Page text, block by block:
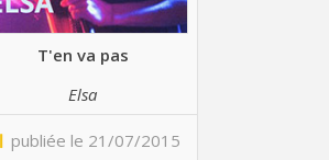
T'en va pas
Elsa
publiée le 21/07/2015